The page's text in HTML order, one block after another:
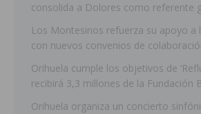
consolida a Dolores como referente
Los Montesinos refuerza su apoyo a
con nuevos convenios de
Orihuela cumple los objetivos de
recibirá 3,3 millones de la Fundación
Orihuela organiza un concierto